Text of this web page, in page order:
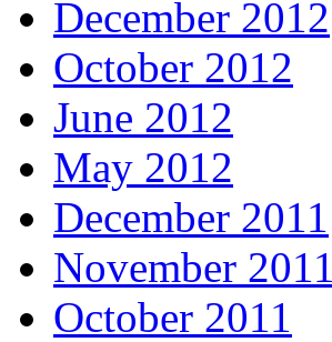
December 2012
October 2012
June 2012
May 2012
December 2011
November 2011
October 2011